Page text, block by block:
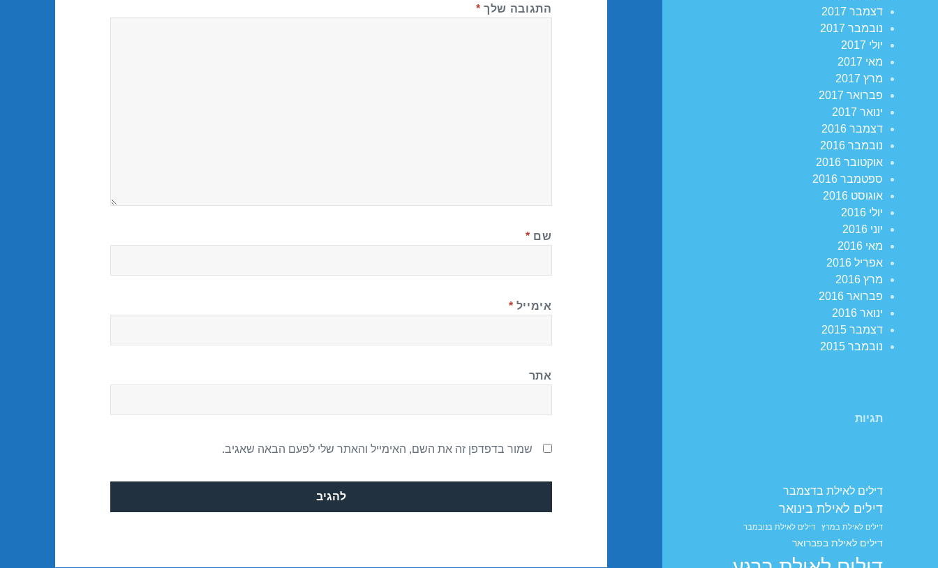
דצמבר 2017
נובמבר 2017
יולי 2017
מאי 2017
מרץ 2017
פברואר 2017
ינואר 2017
דצמבר 2016
נובמבר 2016
אוקטובר 2016
ספטמבר 2016
אוגוסט 2016
יולי 2016
יוני 2016
מאי 2016
אפריל 2016
מרץ 2016
פברואר 2016
ינואר 2016
דצמבר 2015
נובמבר 2015
תגיות
דילים לאילת בדצמבר
דילים לאילת בינואר
דילים לאילת במרץ דילים לאילת בנובמבר
דילים לאילת בפברואר
התגובה שלך *
שם *
אימייל *
אתר
שמור בדפדפן זה את השם, האימייל והאתר שלי לפעם הבאה שאגיב.